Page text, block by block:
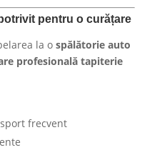
pentru o curățare
la o spălătorie auto
profesională tapiterie
frecvent